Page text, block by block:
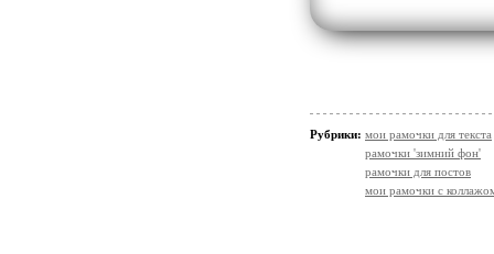
Рубрики: мои рамочки для текста
рамочки 'зимний фон'
рамочки для постов
мои рамочки с